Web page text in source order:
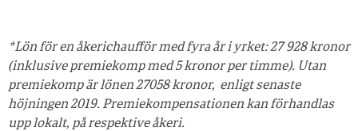
*Lön för en åkerichaufför med fyra år i yrket: 27 928 kronor
(inklusive premiekomp med 5 kronor per timme). Utan
premiekomp är lönen 27058 kronor, enligt senaste
höjningen 2019. Premiekompensationen kan förhandlas
upp lokalt, på respektive åkeri.